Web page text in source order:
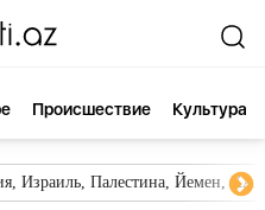
Происшествие Культура
Израиль, Палестина, Йемен,